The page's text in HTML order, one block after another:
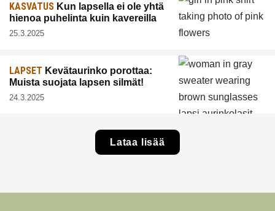
KASVATUS Kun lapsella ei ole yhtä
hienoa puhelinta kuin kavereilla
25.3.2025
LAPSET Kevätaurinko porottaa:
Muista suojata lapsen silmät!
24.3.2025
Lataa lisää